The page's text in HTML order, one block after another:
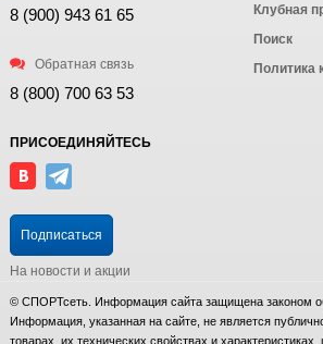
8 (900) 943 61 65
Обратная связь
8 (800) 700 63 53
Клубная
Поиск
Политика
ПРИСОЕДИНЯЙТЕСЬ
Подписаться
На новости и акции
© СПОРТсеть. Информация сайта защищена законом об
Информация, указанная на сайте, не является
товарах, их технических свойствах и характеристиках,